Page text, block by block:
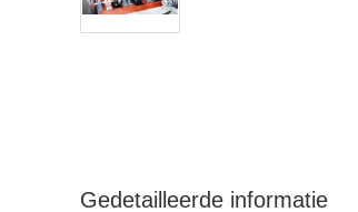
Gedetailleerde informatie